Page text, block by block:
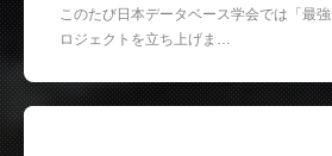
このたび日本データベース学会では「最
ロジェクトを立ち上げま…